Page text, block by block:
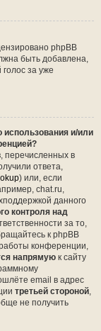
phpBB
быть добавлена,
голос за уже
использования и/или
перечисленных в
ответа,
) или, если
chat.ru,
данного
контроля над
за то,
к phpBB
конференции,
напрямую к сайту
email в адрес
третьей стороной,
не получить